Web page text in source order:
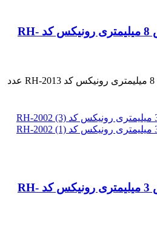
آلن دسته تی شش گوش 8 میلیمتری رونیکس کد RH-
آلن دسته تی شش گوش 3 میلیمتری رونیکس کد RH-